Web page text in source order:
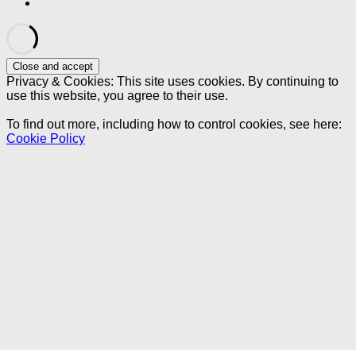
Privacy & Cookies: This site uses cookies. By continuing to
use this website, you agree to their use.
To find out more, including how to control cookies, see here:
Cookie Policy